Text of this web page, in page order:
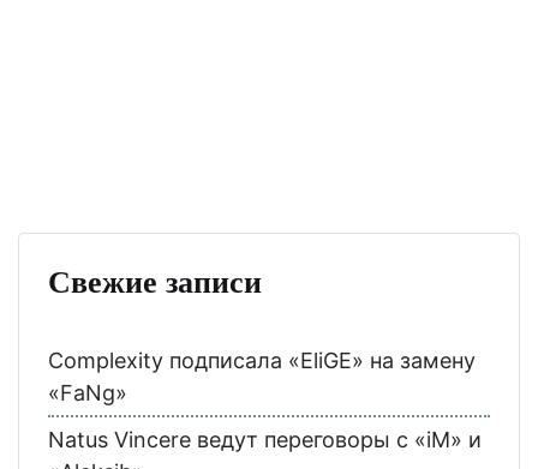
Свежие записи
Complexity подписала «EliGE» на замену
«FaNg»
Natus Vincere ведут переговоры с «iM» и